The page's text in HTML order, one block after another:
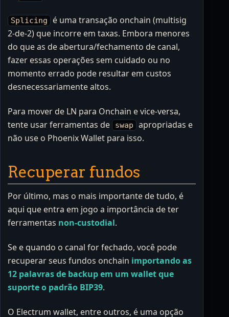
Splicing
é uma transação onchain (multisig
2-de-2) que incorre em taxas. Embora menores
do que as de abertura/fechamento de canal,
fazer essas operações sem cuidado ou no
momento errado pode resultar em custos
desnecessariamente altos.
Para mover de LN para Onchain e vice-versa,
tente usar ferramentas de
swap
apropriadas e
não use o Phoenix Wallet para isso.
Recuperar fundos
Por último, mas o mais importante de tudo, é
aqui que entra em jogo a importância de ter
ferramentas non-custodial.
Se e quando o canal for fechado, você pode
recuperar seus fundos onchain importando as
12 palavras de backup em um wallet que
suporte o padrão BIP39.
O Electrum wallet, entre outros, é uma opção